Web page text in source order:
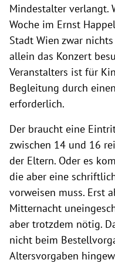
Mindestalter verlangt.
Woche im Ernst
Stadt Wien zwar
allein das Konzert
Veranstalters ist für
Begleitung durch
erforderlich.
Der braucht eine
zwischen 14 und 16
der Eltern. Oder es
die aber eine
vorweisen muss. Erst
Mitternacht
aber trotzdem nötig.
nicht beim
Altersvorgaben